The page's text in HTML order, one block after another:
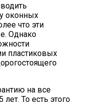
оконных
что эти
Однако
пластиковых
на все
То есть этого